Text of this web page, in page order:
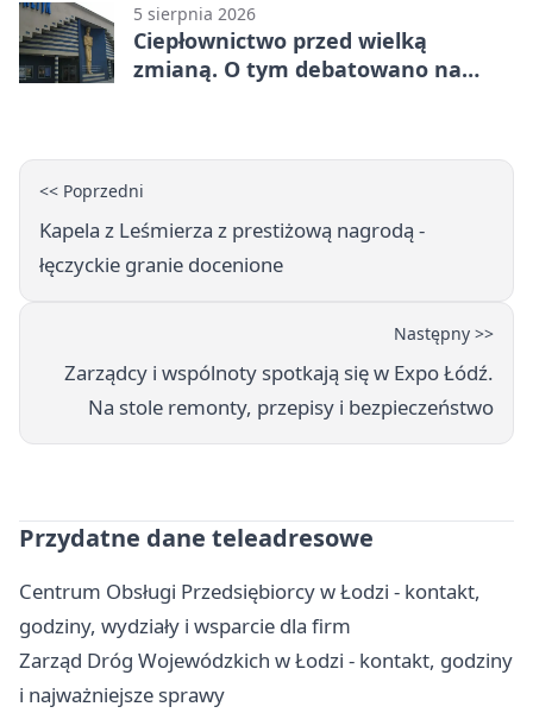
5 sierpnia 2026
Ciepłownictwo przed wielką
zmianą. O tym debatowano na
<< Poprzedni
Kapela z Leśmierza z prestiżową nagrodą -
łęczyckie granie docenione
Następny >>
Zarządcy i wspólnoty spotkają się w Expo Łódź.
Na stole remonty, przepisy i bezpieczeństwo
Przydatne dane teleadresowe
Centrum Obsługi Przedsiębiorcy w Łodzi - kontakt,
godziny, wydziały i wsparcie dla firm
Zarząd Dróg Wojewódzkich w Łodzi - kontakt, godziny
i najważniejsze sprawy